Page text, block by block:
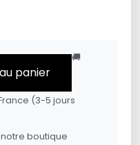
panier
🚚
(3-5 jours
boutique